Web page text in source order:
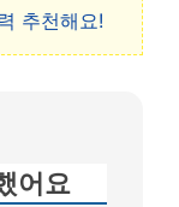
추천해요!
어요